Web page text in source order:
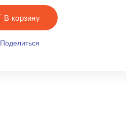
В корзину
Поделиться